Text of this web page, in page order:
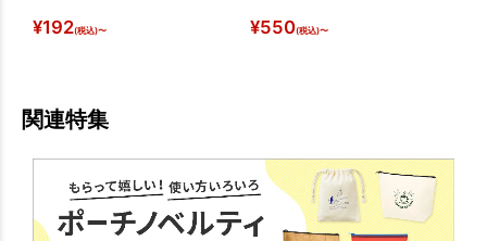
¥192(税込)〜 ¥550(税込)〜
関連特集